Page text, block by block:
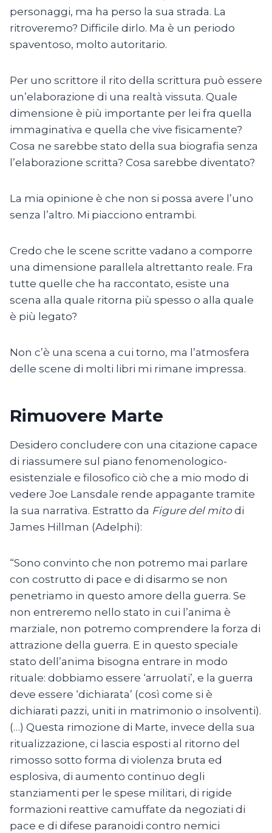
personaggi, ma ha perso la sua strada. La
ritroveremo? Difficile dirlo. Ma è un periodo
spaventoso, molto autoritario.
Per uno scrittore il rito della scrittura può essere
un’elaborazione di una realtà vissuta. Quale
dimensione è più importante per lei fra quella
immaginativa e quella che vive fisicamente?
Cosa ne sarebbe stato della sua biografia senza
l’elaborazione scritta? Cosa sarebbe diventato?
La mia opinione è che non si possa avere l’uno
senza l’altro. Mi piacciono entrambi.
Credo che le scene scritte vadano a comporre
una dimensione parallela altrettanto reale. Fra
tutte quelle che ha raccontato, esiste una
scena alla quale ritorna più spesso o alla quale
è più legato?
Non c’è una scena a cui torno, ma l’atmosfera
delle scene di molti libri mi rimane impressa.
Rimuovere Marte
Desidero concludere con una citazione capace
di riassumere sul piano fenomenologico-
esistenziale e filosofico ciò che a mio modo di
vedere Joe Lansdale rende appagante tramite
la sua narrativa. Estratto da Figure del mitodi
James Hillman (Adelphi):
“Sono convinto che non potremo mai parlare
con costrutto di pace e di disarmo se non
penetriamo in questo amore della guerra. Se
non entreremo nello stato in cui l’anima è
marziale, non potremo comprendere la forza di
attrazione della guerra. E in questo speciale
stato dell’anima bisogna entrare in modo
rituale: dobbiamo essere ‘arruolati’, e la guerra
deve essere ‘dichiarata’ (così come si è
dichiarati pazzi, uniti in matrimonio o insolventi).
(…) Questa rimozione di Marte, invece della sua
ritualizzazione, ci lascia esposti al ritorno del
rimosso sotto forma di violenza bruta ed
esplosiva, di aumento continuo degli
stanziamenti per le spese militari, di rigide
formazioni reattive camuffate da negoziati di
pace e di difese paranoidi contro nemici